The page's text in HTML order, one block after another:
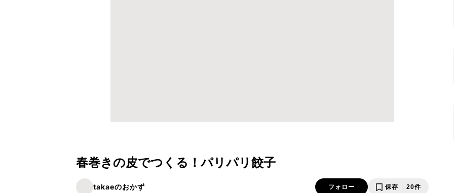
春巻きの皮でつくる！パリパリ餃子
takaeのおかず フォロー 保存 20件